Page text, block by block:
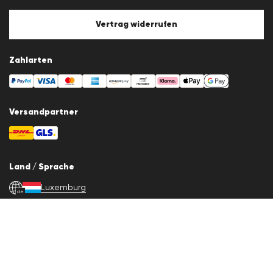
Cookie-Policy
Cookie-EinstellungenVertrag widerrufen
Zahlarten
Versandpartner
Land / Sprache
de Luxemburg